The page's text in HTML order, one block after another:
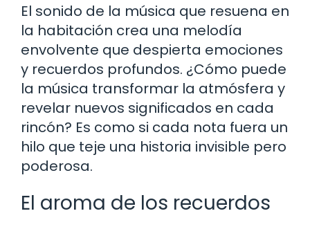
El sonido de la música que resuena en
la habitación crea una melodía
envolvente que despierta emociones
y recuerdos profundos. ¿Cómo puede
la música transformar la atmósfera y
revelar nuevos significados en cada
rincón? Es como si cada nota fuera un
hilo que teje una historia invisible pero
poderosa.
El aroma de los recuerdos